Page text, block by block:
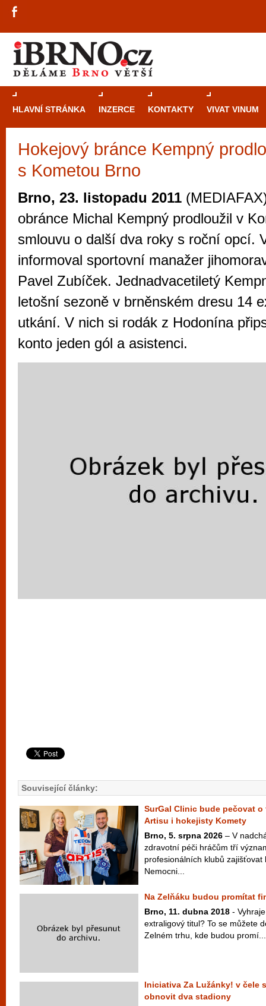
HLAVNÍ STRÁNKA INZERCE KONTAKTY VIVAT VINUM
Hokejový bránce Kempný
s Kometou Brno
Brno, 23. listopadu 2011
obránce Michal Kempný prodloužil v
smlouvu o další dva roky s roční opcí.
informoval sportovní manažer
Pavel Zubíček. Jednadvacetiletý
letošní sezoně v brněnském dresu 14
utkání. V nich si rodák z Hodonína
konto jeden gól a asistenci.
Související články:
SurGal Clinic bude pečovat
Artisu i hokejisty Komety
Brno, 5. srpna 2026 – V
zdravotní péči hráčům tří
profesionálních klubů zajišťovat
Nemocni...
Na Zelňáku budou promítat
Brno, 11. dubna 2018 -
extraligový titul? To se můžete
Zelném trhu, kde budou promí...
Iniciativa Za Lužánky! v čele
obnovit dva stadiony
Průvodce
Brno je
zajímavé
restaurace,
Mimo jiné je ale také místem, kde si
vyzkoušet různé kasinové hry. V
metropoli naleznete širokou nabídku her
po moderní automaty jak pro pravidelné
příležitostné hráče. V...